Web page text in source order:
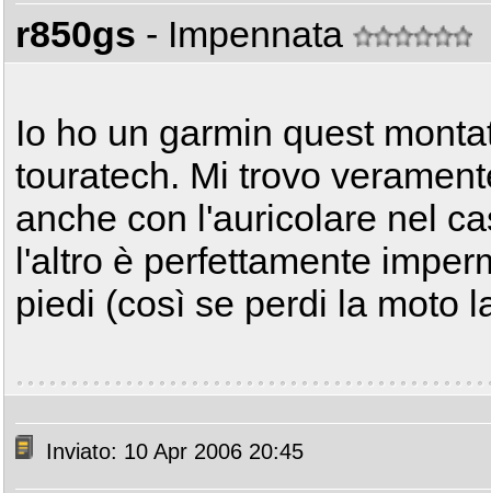
r850gs - Impennata
Io ho un garmin quest
touratech. Mi trovo
anche con l'auricolare nel
l'altro è perfettamente
piedi (così se perdi la moto
Inviato: 10 Apr 2006 20:45